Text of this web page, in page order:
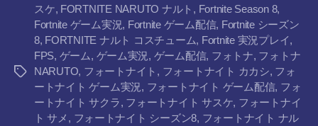
タ
スケ, FORTNITE NARUTO ナルト , Fortnite Season 8,
Fortnite ゲーム実況, Fortnite ゲーム配信, Fortnite シーズン
8, FORTNITE ナルト コスチューム, Fortnite 実況プレイ,
FPS, ゲーム, ゲーム実況, ゲーム配信, フォトナ, フォトナ
NARUTO, フォートナイト , フォートナイト カカシ, フォ
ートナイト ゲーム実況, フォートナイト ゲーム配信, フォ
ートナイト サクラ, フォートナイト サスケ, フォートナイ
ト サメ , フォートナイト シーズン8, フォートナイト ナル